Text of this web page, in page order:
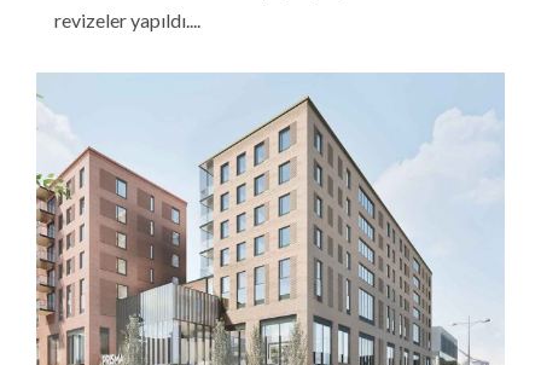
revizeler yapıldı....